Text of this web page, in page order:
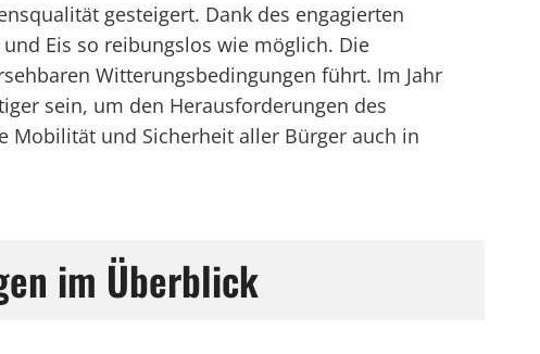
gesteigert. Dank des engagierten
Eis so reibungslos wie möglich. Die
Witterungsbedingungen führt. Im Jahr
sein, um den Herausforderungen des
Mobilität und Sicherheit aller Bürger auch in
im Überblick